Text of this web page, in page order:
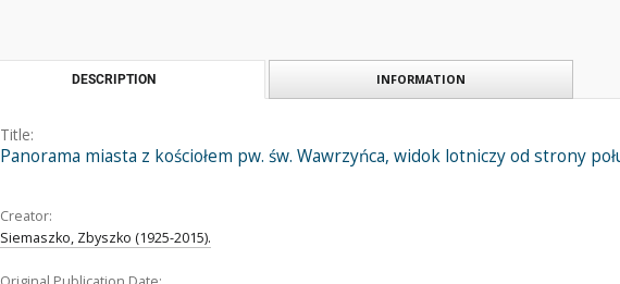
DESCRIPTION INFORMATION
Title:
Panorama miasta z kościołem pw. św. Wawrzyńca, widok lotniczy od strony
Creator:
Siemaszko, Zbyszko (1925-2015).